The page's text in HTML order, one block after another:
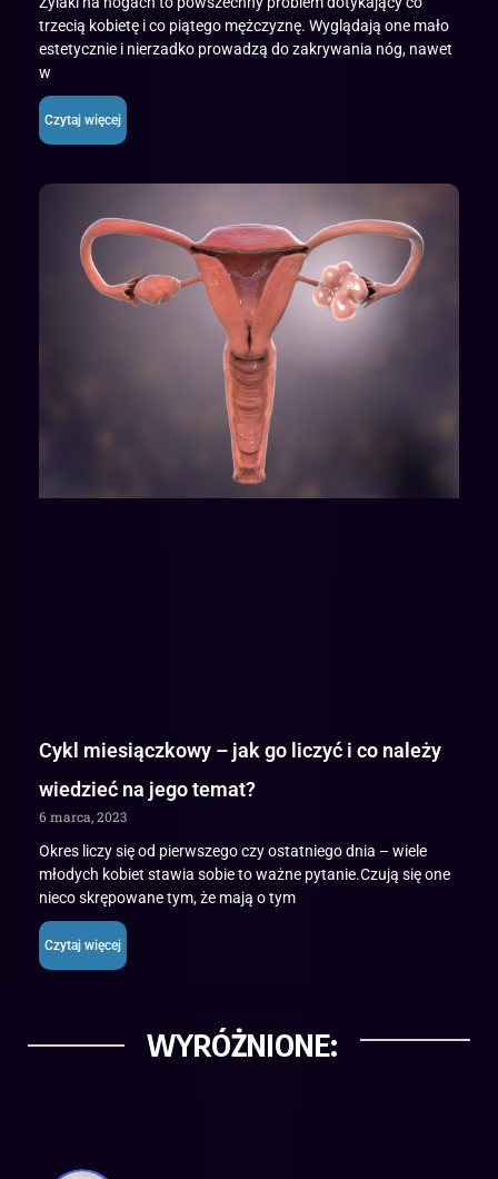
trzecią kobietę i co piątego mężczyznę. Wyglądają one mało
estetycznie i nierzadko prowadzą do zakrywania nóg, nawet
w
Czytaj więcej
Cykl miesiączkowy – jak go liczyć i co należy
wiedzieć na jego temat?
6 marca, 2023
Okres liczy się od pierwszego czy ostatniego dnia – wiele
młodych kobiet stawia sobie to ważne pytanie.Czują się one
nieco skrępowane tym, że mają o tym
Czytaj więcej
WYRÓŻNIONE: